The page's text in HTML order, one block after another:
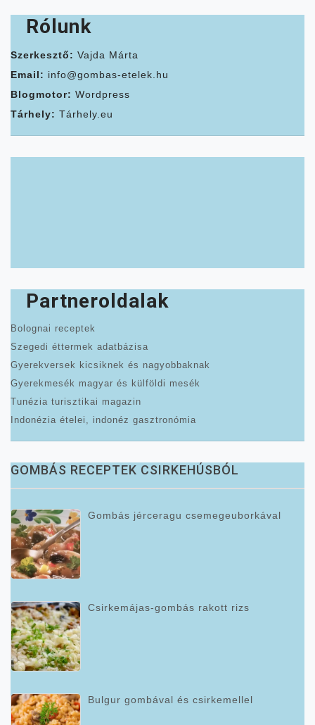
Rólunk
Szerkesztő: Vajda Márta
Email: info@gombas-etelek.hu
Blogmotor: Wordpress
Tárhely: Tárhely.eu
Partneroldalak
Bolognai receptek
Szegedi éttermek adatbázisa
Gyerekversek kicsiknek és nagyobbaknak
Gyerekmesék magyar és külföldi mesék
Tunézia turisztikai magazin
Indonézia ételei, indonéz gasztronómia
GOMBÁS RECEPTEK CSIRKEHÚSBÓL
Gombás jérceragu csemegeuborkával
Csirkemájas-gombás rakott rizs
Bulgur gombával és csirkemellel